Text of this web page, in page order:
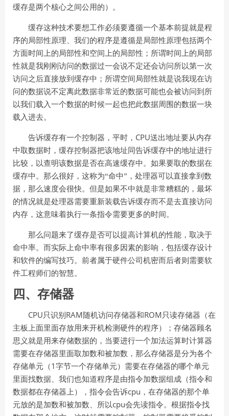
缓存是两个核心之间公用的）。
缓存这种技术要想工作必须要遵循一个基本前提就是程
序的局部性原理、我们的程序是遵循是局部性原理包括两个
方面时间上的局部性和空间上的局部性；所谓时间上的局部
性就是我刚刚访问的数据过一会说不定还会访问所以第一次
访问之后直接放到缓存中；所谓空间局部性就是说我现在访
问的数据说不定离此数据非常近的数据可能也会被访问到所
以我们载入一个数据的时候一起也把此数据周围的数据一块
载入进去。
告诉缓存有一个控制器，平时， CPU送出地址要从内存
中取数据时，缓存控制器把该地址同告诉缓存中的地址进行
比较，以查明该数据是否在高速缓存中。如果要取的数据在
缓存中。那么很好，这称为“命中”，处理器可以直接拿到数
据，那么速度会很快。但是如果不中就是非常糟糕的，最坏
的情况就是处理器需要重新装载告诉缓存而不是去直接访问
内存，这意味着执行一条指令需要更多的时间。
那么问题来了缓存是否可以提高计算机的性能，取决于
命中率。而实际上命中率有很多因素的影响，包括缓存设计
和软件的编写技巧。前者属于硬件公司机密而后者则需要软
件工程师们的智慧。
四、存储器
CPU只识别 RAM 随机访问存储器和ROM 只读存储器（在
主板上面里面存放用来开机检测硬件的程序）； 存储器顾名
思义就是用来存储数据的，当要进行一个加法运算时计算器
需要在存储器里面取加数和被加数，那么存储器是分为各个
存储单元（1字节一个存储单元）需要在存储器的哪个单元
里面找数据、我们也知道程序是由指令加数据组成（指令和
数据都在存储器上），指令会告诉cpu ，在存储器的那个单
元放的是加数和被加数、所以cpu会先读指令。根据指令找